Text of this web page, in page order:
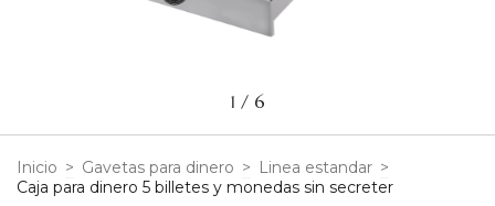
1 / 6
Inicio > Gavetas para dinero > Linea estandar >
Caja para dinero 5 billetes y monedas sin secreter